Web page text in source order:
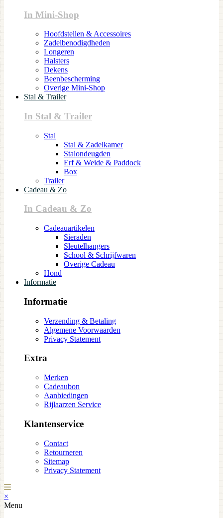
In Mini-Shop
Hoofdstellen & Accessoires
Zadelbenodigdheden
Longeren
Halsters
Dekens
Beenbescherming
Overige Mini-Shop
Stal & Trailer
In Stal & Trailer
Stal
Stal & Zadelkamer
Stalondeugden
Erf & Weide & Paddock
Box
Trailer
Cadeau & Zo
In Cadeau & Zo
Cadeauartikelen
Sieraden
Sleutelhangers
School & Schrijfwaren
Overige Cadeau
Hond
Informatie
Informatie
Verzending & Betaling
Algemene Voorwaarden
Privacy Statement
Extra
Merken
Cadeaubon
Aanbiedingen
Rijlaarzen Service
Klantenservice
Contact
Retourneren
Sitemap
Privacy Statement
×
Menu